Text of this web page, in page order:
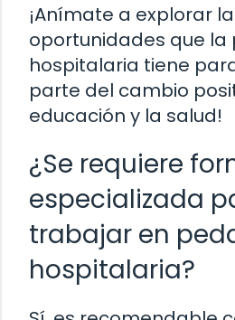
¡Anímate a explorar
oportunidades que
hospitalaria tiene
parte del cambio
educación y la salud!
¿Se requiere
especializada
trabajar en
hospitalaria?